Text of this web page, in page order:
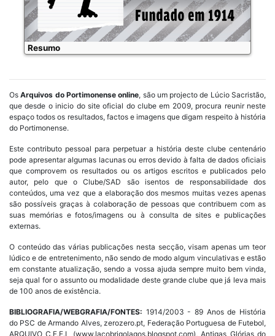
Resumo
OsArquivos do Portimonense online, são um projecto de Lúcio Sacristão,
que desde o inicio do site oficial do clube em 2009, procura reunir neste
espaço todos os resultados, factos e imagens que digam respeito à história
do Portimonense.
Este contributo pessoal para perpetuar a história deste clube centenário
pode apresentar algumas lacunas ou erros devido à falta de dados oficiais
que comprovem os resultados ou os artigos escritos e publicados pelo
autor, pelo que o Clube/SAD são isentos de responsabilidade dos
conteúdos, uma vez que a elaboração dos mesmos muitas vezes apenas
são possíveis graças à colaboração de pessoas que contribuem com as
suas memórias e fotos/imagens ou à consulta de sites e publicações
externas.
O conteúdo das várias publicações nesta secção, visam apenas um teor
lúdico e de entretenimento, não sendo de modo algum vinculativas e estão
em constante atualização, sendo a vossa ajuda sempre muito bem vinda,
seja qual for o assunto ou modalidade deste grande clube que já leva mais
de 100 anos de existência.
BIBLIOGRAFIA/WEBGRAFIA/FONTES: 1914/2003 - 89 Anos de História
do PSC de Armando Alves, zerozero.pt, Federação Portuguesa de Futebol,
ARQUIVO C.F.E.L (www.lacobrigolagos.blogspot.com), Antigas Glórias do